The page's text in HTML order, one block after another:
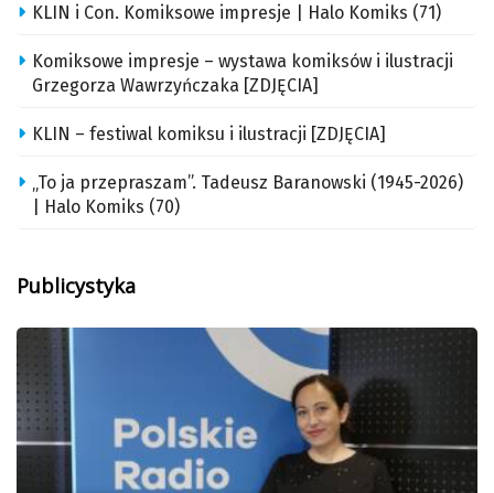
KLIN i Con. Komiksowe impresje | Halo Komiks (71)
Komiksowe impresje – wystawa komiksów i ilustracji
Grzegorza Wawrzyńczaka [ZDJĘCIA]
KLIN – festiwal komiksu i ilustracji [ZDJĘCIA]
„To ja przepraszam”. Tadeusz Baranowski (1945-2026)
| Halo Komiks (70)
Publicystyka